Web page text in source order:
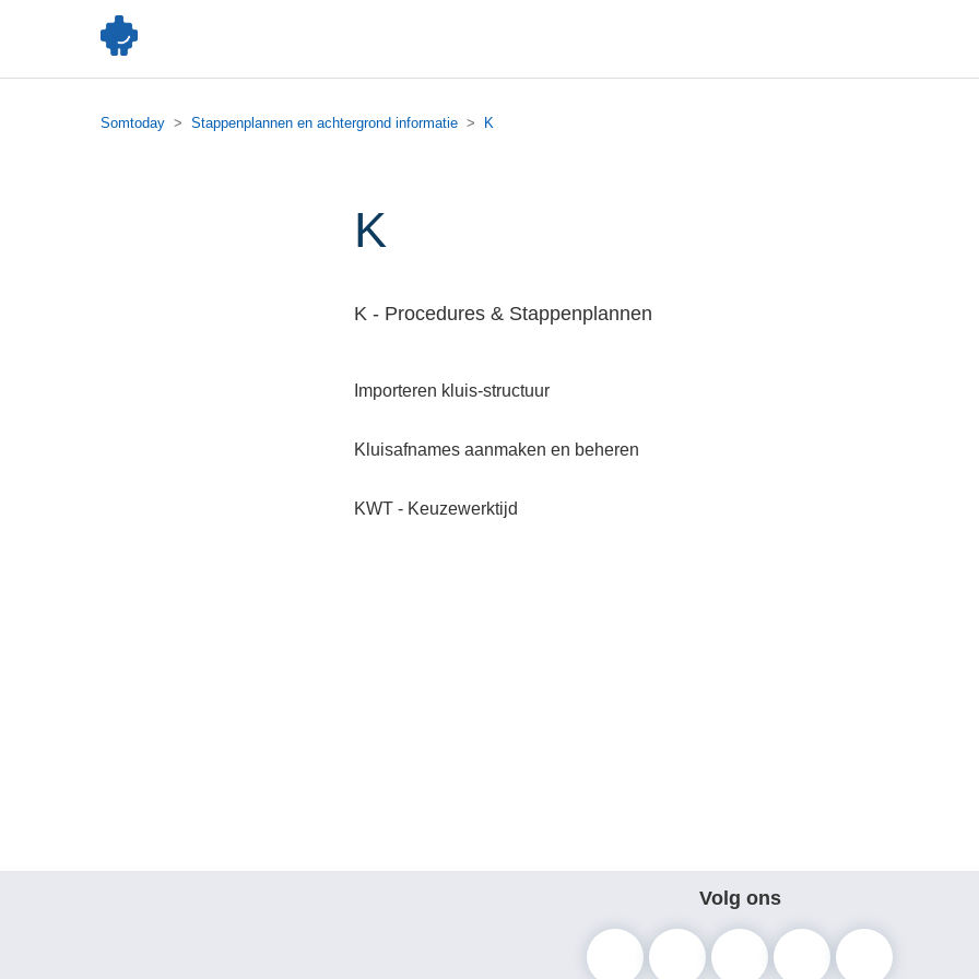
Somtoday Stappenplannen en achtergrond informatie K
K
K - Procedures & Stappenplannen
Importeren kluis-structuur
Kluisafnames aanmaken en beheren
KWT - Keuzewerktijd
Volg ons